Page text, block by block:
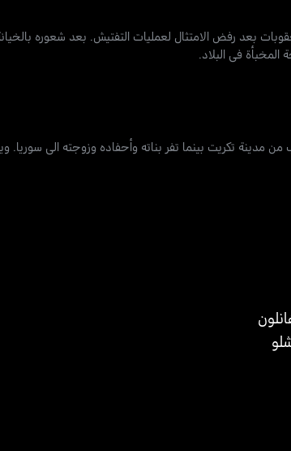
العراق من العقوبات بعد رفض الامتثال لعمليات التفتيش. بعد
في البلاد.
من مدينة تكريت بينما تفر بناته وأحفاده وزوجته الى